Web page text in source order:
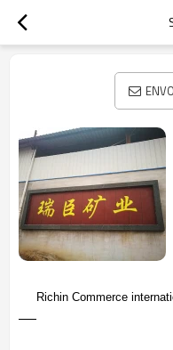
Richin Commerce